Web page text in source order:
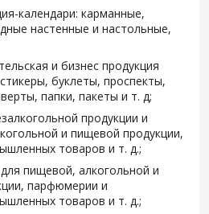
календари: карманные,
настенные и настольные,
и бизнес продукция
буклеты, проспекты,
папки, пакеты и т. д;
продукции и
и пищевой продукции,
товаров и т. д.;
пищевой, алкогольной и
парфюмерии и
товаров и т. д.;